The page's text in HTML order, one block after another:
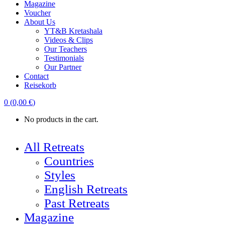
Magazine
Voucher
About Us
YT&B Kretashala
Videos & Clips
Our Teachers
Testimonials
Our Partner
Contact
Reisekorb
0 (0,00 €)
No products in the cart.
All Retreats
Countries
Styles
English Retreats
Past Retreats
Magazine